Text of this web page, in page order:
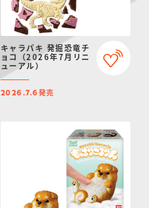
キャラパキ 発掘恐竜チ
ョコ（2026年7月リニ
ューアル）
2026.7.6発売